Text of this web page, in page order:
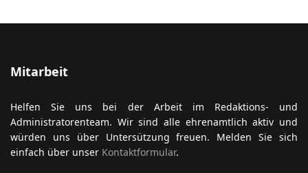
Mitarbeit
Helfen Sie uns bei der Arbeit im Redaktions- und
Administratorenteam. Wir sind alle ehrenamtlich aktiv und
würden uns über Untersützung freuen. Melden Sie sich
einfach über unser Kontaktformular.
anzeigen